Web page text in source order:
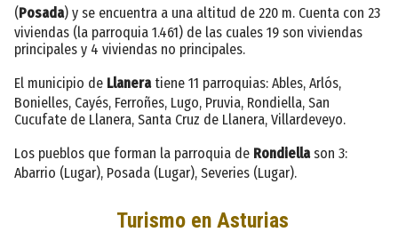
(Posada) y se encuentra a una altitud de 220 m. Cuenta con 23
viviendas (la parroquia 1.461) de las cuales 19 son viviendas
principales y 4 viviendas no principales.
El municipio de Llaneratiene 11 parroquias: Ables, Arlós,
Bonielles, Cayés, Ferroñes, Lugo, Pruvia, Rondiella, San
Cucufate de Llanera, Santa Cruz de Llanera, Villardeveyo.
Los pueblos que forman la parroquia de Rondiellason 3:
Abarrio (Lugar), Posada (Lugar), Severies (Lugar).